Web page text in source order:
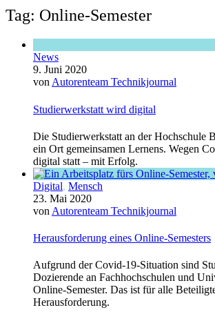
Tag: Online-Semester
News
9. Juni 2020
von Autorenteam Technikjournal
Studierwerkstatt wird digital
Die Studierwerkstatt an der Hochschule
ein Ort gemeinsamen Lernens. Wegen
digital statt – mit Erfolg.
Digital, Mensch
23. Mai 2020
von Autorenteam Technikjournal
Herausforderung eines Online-Semesters
Aufgrund der Covid-19-Situation sind
Dozierende an Fachhochschulen und
Online-Semester. Das ist für alle
Herausforderung.